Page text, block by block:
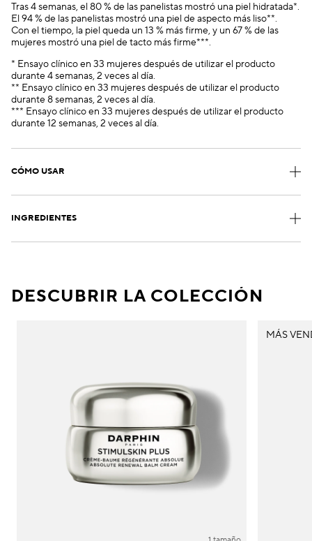
Tras 4 semanas, el 80 % de las panelistas mostró una piel hidratada*.
El 94 % de las panelistas mostró una piel de aspecto más liso**.
Con el tiempo, la piel queda un 13 % más firme, y un 67 % de las
mujeres mostró una piel de tacto más firme***.
* Ensayo clínico en 33 mujeres después de utilizar el producto
durante 4 semanas, 2 veces al día.
** Ensayo clínico en 33 mujeres después de utilizar el producto
durante 8 semanas, 2 veces al día.
*** Ensayo clínico en 33 mujeres después de utilizar el producto
durante 12 semanas, 2 veces al día.
CÓMO USAR
INGREDIENTES
DESCUBRIR LA COLECCIÓN
MÁS